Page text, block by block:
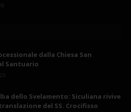
dalla Chiesa San
Santuario
dello Svelamento: Siculiana rivive
del SS. Crocifisso